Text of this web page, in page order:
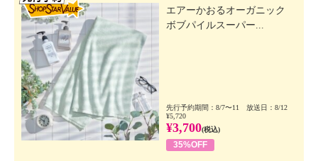
エアーかおるオーガニック
ボブパイルスーパー...
先行予約期間：8/7〜11 放送日：8/12
¥5,720
¥3,700(税込)
35%OFF